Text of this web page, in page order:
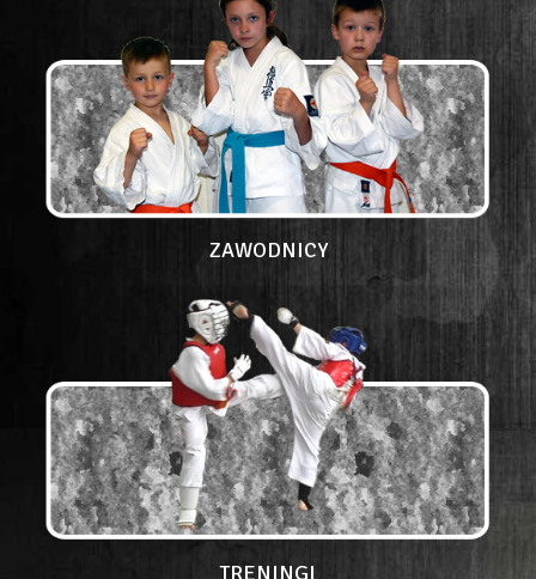
ZAWODNICY
TRENINGI